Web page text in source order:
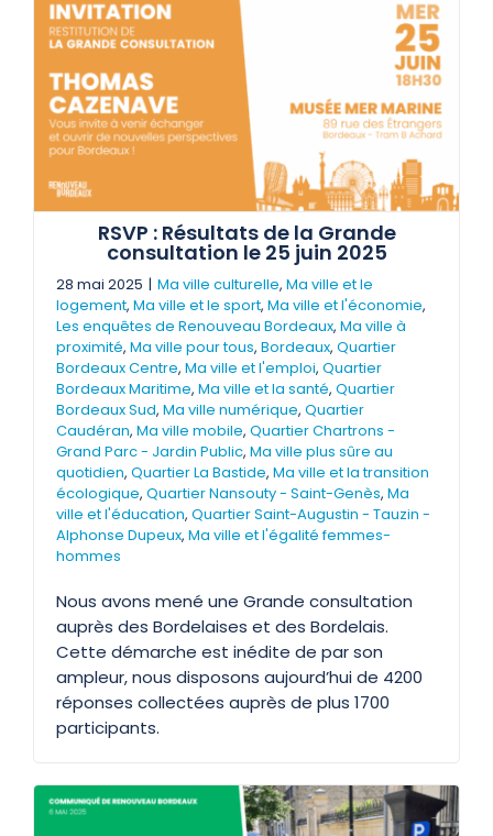
RSVP : Résultats de la Grande
consultation le 25 juin 2025
28 mai 2025 | Ma ville culturelle, Ma ville et le
logement, Ma ville et le sport, Ma ville et l'économie,
Les enquêtes de Renouveau Bordeaux, Ma ville à
proximité, Ma ville pour tous, Bordeaux, Quartier
Bordeaux Centre, Ma ville et l'emploi, Quartier
Bordeaux Maritime, Ma ville et la santé, Quartier
Bordeaux Sud, Ma ville numérique, Quartier
Caudéran, Ma ville mobile, Quartier Chartrons -
Grand Parc - Jardin Public, Ma ville plus sûre au
quotidien, Quartier La Bastide, Ma ville et la transition
écologique, Quartier Nansouty - Saint-Genès, Ma
ville et l'éducation, Quartier Saint-Augustin - Tauzin -
Alphonse Dupeux, Ma ville et l'égalité femmes-
hommes
Nous avons mené une Grande consultation
auprès des Bordelaises et des Bordelais.
Cette démarche est inédite de par son
ampleur, nous disposons aujourd’hui de 4200
réponses collectées auprès de plus 1700
participants.